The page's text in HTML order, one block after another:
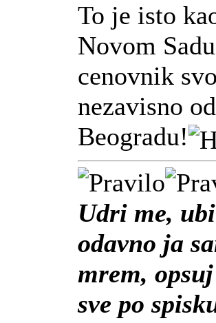
To je isto
Novom
cenovnik
nezavisno
Beogradu!
Udri me,
odavno ja
mrem,
sve po